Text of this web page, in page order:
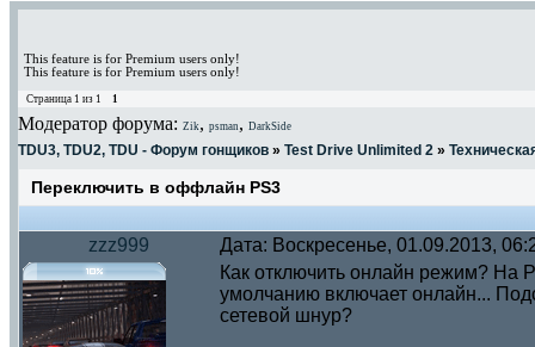
This feature is for Premium users only!
This feature is for Premium users only!
Страница 1 из 1 1
Модератор форума: Zik, psman, DarkSide
TDU3, TDU2, TDU - Форум гонщиков » Test Drive Unlimited 2 »
Переключить в оффлайн PS3
zzz999 Дата: Воскресенье, 01.09.2013,
Как отключить онлайн режим? На
умолчанию включает онлайн...
сетевой шнур?